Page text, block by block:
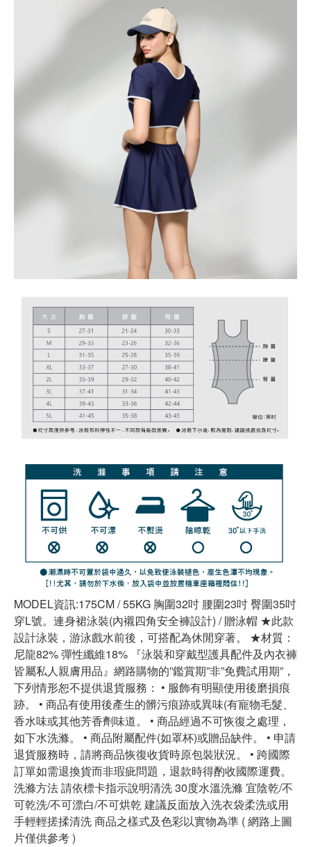
MODEL資訊:175CM / 55KG 胸圍32吋 腰圍23吋 臀圍35吋
穿L號。連身裙泳裝(內襯四角安全褲設計) / 贈泳帽 ★此款
設計泳裝，游泳戲水前後，可搭配為休閒穿著。 ★材質：
尼龍82% 彈性纖維18% 『泳裝和穿戴型護具配件及內衣褲
皆屬私人親膚用品』網路購物的”鑑賞期”非”免費試用期”，
下列情形恕不提供退貨服務： • 服飾有明顯使用後磨損痕
跡。 • 商品有使用後產生的髒污痕跡或異味(有寵物毛髮、
香水味或其他芳香劑味道。 • 商品經過不可恢復之處理，
如下水洗滌。 • 商品附屬配件(如罩杯)或贈品缺件。 • 申請
退貨服務時，請將商品恢復收貨時原包裝狀況。 • 跨國際
訂單如需退換貨而非瑕疵問題，退款時得酌收國際運費。
洗滌方法 請依標卡指示說明清洗 30度水溫洗滌 宜陰乾/不
可乾洗/不可漂白/不可烘乾 建議反面放入洗衣袋柔洗或用
手輕輕搓揉清洗 商品之樣式及色彩以實物為準 ( 網路上圖
片僅供參考 )